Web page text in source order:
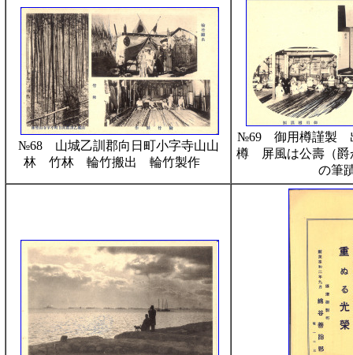
№68 山城乙訓郡向日町小字寺山山
林 竹林 輪竹搬出 輪竹製作
№69 御用樽謹製
樽 屏風は公壽（爵
の